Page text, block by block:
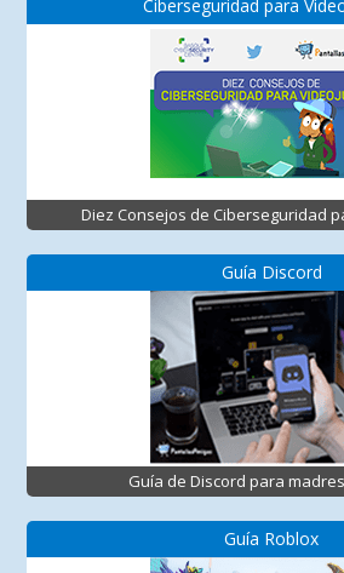
Ciberseguridad para
Diez Consejos de Ciberseguridad
Guía Discord
Guía de Discord para
Guía Roblox